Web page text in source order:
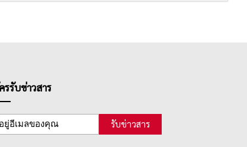
รรับข่าวสาร
รับข่าวสาร